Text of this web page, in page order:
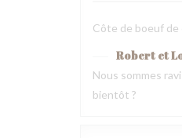
Côte de boeuf de
Robert et
Nous sommes
bientôt ?